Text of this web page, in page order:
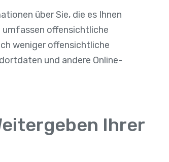
über Sie, die es Ihnen
umfassen offensichtliche
weniger offensichtliche
und andere Online-
Ihrer